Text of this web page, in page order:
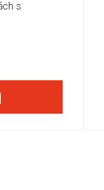
s